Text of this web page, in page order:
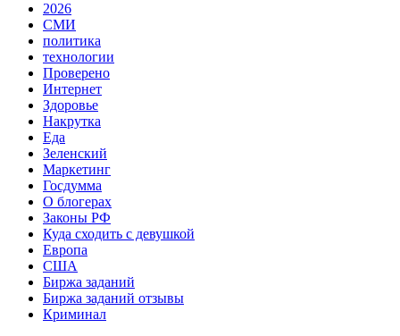
2026
СМИ
политика
технологии
Проверено
Интернет
Здоровье
Накрутка
Еда
Зеленский
Маркетинг
Госдумма
О блогерах
Законы РФ
Куда сходить с девушкой
Европа
США
Биржа заданий
Биржа заданий отзывы
Криминал